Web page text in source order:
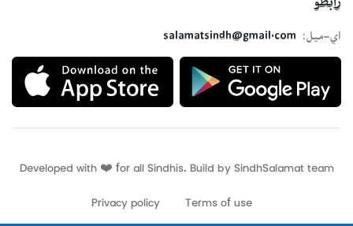
رابطو
اي-ميل:
salamatsindh@gmail.com
Developed with ❤️ for all Sindhis. Build by
Terms of use